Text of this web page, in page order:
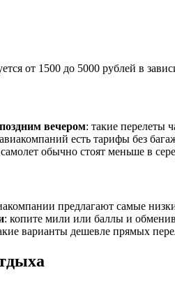
от 1500 до 5000 рублей в
вечером: такие перелеты
есть тарифы без
обычно стоят меньше в
предлагают самые
: копите мили или баллы и
варианты дешевле прямых